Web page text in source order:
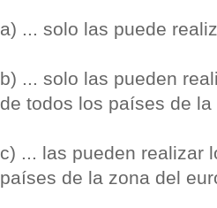
a) ... solo las puede
b) ... solo las pueden
de todos los países de
c) ... las pueden realizar
países de la zona del